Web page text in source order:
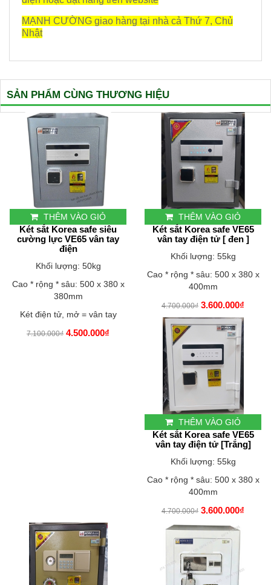
MẠNH CƯỜNG giao hàng tại nhà cả Thứ 7, Chủ
Nhật
SẢN PHẨM CÙNG THƯƠNG HIỆU
THÊM VÀO GIỎ
Két sắt Korea safe siêu
cường lực VE65 vân tay
điện
Khối lượng: 50kg
Cao * rộng * sâu: 500 x 380 x
380mm
Két điện tử, mở = vân tay
7.100.000₫ 4.500.000₫
THÊM VÀO GIỎ
Két sắt Korea safe VE65
vân tay điện tử [ đen ]
Khối lượng: 55kg
Cao * rộng * sâu: 500 x 380 x
400mm
4.700.000₫ 3.600.000₫
THÊM VÀO GIỎ
Két sắt Korea safe VE65
vân tay điện tử [Trắng]
Khối lượng: 55kg
Cao * rộng * sâu: 500 x 380 x
400mm
4.700.000₫ 3.600.000₫